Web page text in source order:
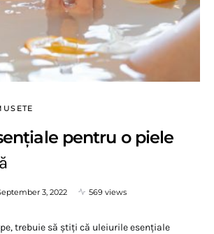
pentru o piele
3, 2022
569 views
trebuie să știți că uleiurile esențiale